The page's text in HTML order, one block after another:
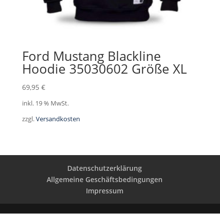
Ford Mustang Blackline
Hoodie 35030602 Größe XL
69,95 €
inkl. 19 % MwSt.
zzgl.Versandkosten
Datenschutzerklärung
Allgemeine Geschäftsbedingungen
Impressum